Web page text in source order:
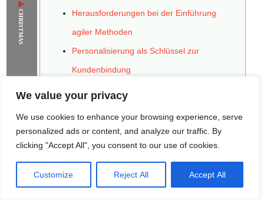
We value your privacy
We use cookies to enhance your browsing experience, serve
personalized ads or content, and analyze our traffic. By
clicking "Accept All", you consent to our use of cookies.
Customize Reject All Accept All
CHRISTMAS
Rome Project Santorini Project
Sounio Project 1
Herausforderungen bei der Einführung
agiler Methoden
Personalisierung als Schlüssel zur
Kundenbindung
Die Integration von Technologie zur
Prozessoptimierung
Automatisierung von Routineaufgaben